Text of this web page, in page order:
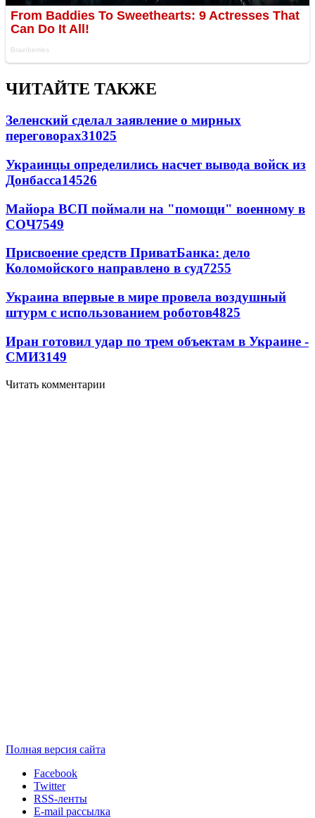
ЧИТАЙТЕ ТАКЖЕ
Зеленский сделал заявление о мирных
переговорах31025
Украинцы определились насчет вывода войск из
Донбасса14526
Майора ВСП поймали на "помощи" военному в
СОЧ7549
Присвоение средств ПриватБанка: дело
Коломойского направлено в суд7255
Украина впервые в мире провела воздушный
штурм с использованием роботов4825
Иран готовил удар по трем объектам в Украине -
СМИ3149
Читать комментарии
Полная версия сайта
Facebook
Twitter
RSS-ленты
E-mail рассылка